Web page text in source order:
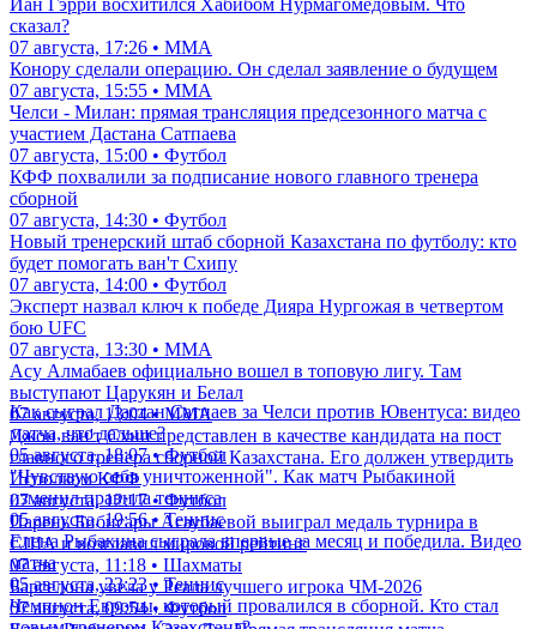
Иан Гэрри восхитился Хабибом Нурмагомедовым. Что
сказал?
07 августа, 17:26 • ММА
Конору сделали операцию. Он сделал заявление о будущем
07 августа, 15:55 • ММА
Челси - Милан: прямая трансляция предсезонного матча с
участием Дастана Сатпаева
07 августа, 15:00 • Футбол
КФФ похвалили за подписание нового главного тренера
сборной
07 августа, 14:30 • Футбол
Новый тренерский штаб сборной Казахстана по футболу: кто
будет помогать ван'т Схипу
07 августа, 14:00 • Футбол
Эксперт назвал ключ к победе Дияра Нургожая в четвертом
бою UFC
07 августа, 13:30 • ММА
Асу Алмабаев официально вошел в топовую лигу. Там
выступают Царукян и Белал
07 августа, 13:04 • ММА
Джон ван'т Схип представлен в качестве кандидата на пост
главного тренера сборной Казахстана. Его должен утвердить
Исполком КФФ
07 августа, 12:17 • Футбол
Парень Бибисары Асаубаевой выиграл медаль турнира в
США и возглавил мировой рейтинг
07 августа, 11:18 • Шахматы
Барселона увела у Реала лучшего игрока ЧМ-2026
07 августа, 09:54 • Футбол
Как сыграл Дастан Сатпаев за Челси против Ювентуса: видео
матча, что дальше?
05 августа, 18:07 • Футбол
"Чувствую себя уничтоженной". Как матч Рыбакиной
изменил правила тенниса
05 августа, 19:56 • Теннис
Елена Рыбакина сыграла впервые за месяц и победила. Видео
матча
05 августа, 23:23 • Теннис
Чемпион Европы, который провалился в сборной. Кто стал